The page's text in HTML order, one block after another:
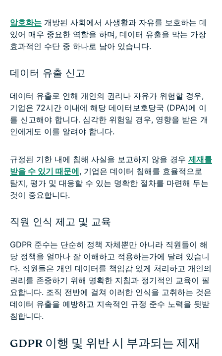
암호화는 개방된 사회에서 사생활과 자유를 보호하는 데
있어 매우 중요한 역할을 하며, 데이터 유출을 막는 가장
효과적인 수단 중 하나로 남아 있습니다.
데이터 유출 신고
데이터 유출로 인해 개인의 권리나 자유가 위험할 경우,
기업은 72시간 이내에 해당 데이터보호당국 (DPA)에 이
를 신고해야 합니다. 심각한 위험일 경우, 영향을 받은 개
인에게도 이를 알려야 합니다.
규정된 기한 내에 침해 사실을 보고하지 않을 경우 제재를
받을 수 있기 때문에, 기업은 데이터 침해를 효율적으로
탐지, 평가 및 대응할 수 있는 명확한 절차를 마련해 두는
것이 중요합니다.
직원 인식 제고 및 교육
GDPR 준수는 단순히 정책 자체뿐만 아니라 직원들이 해
당 정책을 얼마나 잘 이해하고 적용하는가에 달려 있습니
다. 직원들은 개인 데이터를 책임감 있게 처리하고 개인의
권리를 존중하기 위해 명확한 지침과 정기적인 교육이 필
요합니다. 조직 전반에 걸쳐 이러한 인식을 고취하는 것은
데이터 유출을 예방하고 지속적인 규정 준수 노력을 뒷받
침합니다.
GDPR 이행 및 위반 시 부과되는 제재